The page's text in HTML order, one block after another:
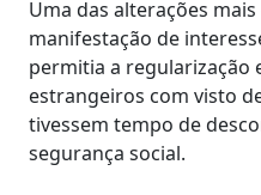
Uma das alterações
manifestação de
permitia a regularização
estrangeiros com visto
tivessem tempo de
segurança social.